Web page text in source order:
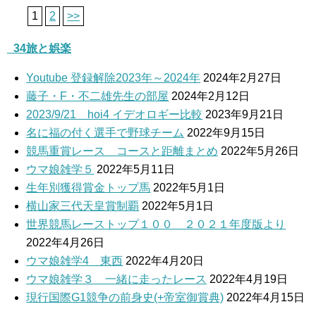
1 2 >>
_34旅と娯楽
Youtube 登録解除2023年～2024年 2024年2月27日
藤子・F・不二雄先生の部屋 2024年2月12日
2023/9/21 hoi4 イデオロギー比較 2023年9月21日
名に福の付く選手で野球チーム 2022年9月15日
競馬重賞レース コースと距離まとめ 2022年5月26日
ウマ娘雑学５ 2022年5月11日
生年別獲得賞金トップ馬 2022年5月1日
横山家三代天皇賞制覇 2022年5月1日
世界競馬レーストップ１００ ２０２１年度版より
2022年4月26日
ウマ娘雑学4 東西 2022年4月20日
ウマ娘雑学３ 一緒に走ったレース 2022年4月19日
現行国際G1競争の前身史(+帝室御賞典) 2022年4月15日